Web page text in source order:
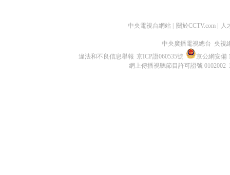
中央電視台網站 關於CCTV.com 人
中央廣播電視總台 央視
違法和不良信息舉報 京ICP證060535號
京公網安備
網上傳播視聽節目許可證號 0102002